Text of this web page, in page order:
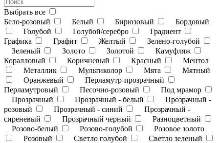
Выбрать все
Бело-розовый
Белый Бирюзовый
Бордовый
Голубой
Голубой/серебро
Градиент
Графика
Графит Желтый
Зелено-голубой
Зеленый
Золото Золотой
Камуфляж
Коралловый
Коричневый Красный
Ментол
Металлик
Мультиколор Мята
Мятный
Оранжевый
Перламутр-прозрачный
Перламутровый
Песочно-розовый
Под мрамор
Прозрачный
Прозрачный - белый
Прозрачный -
розовый
Прозрачный - синий
Прозрачный -
сиреневый
Прозрачный черный
Разноцветный
Розово-белый
Розово-голубой
Розовое золото
Розовый
Светло голубой
Светло зеленый